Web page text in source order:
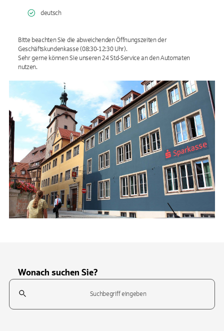
deutsch
Bitte beachten Sie die abweichenden Öffnungszeiten der
Geschäftskundenkasse (08:30-12:30 Uhr).
Sehr gerne können Sie unseren 24 Std-Service an den Automaten
nutzen.
Wonach suchen Sie?
Suchfeld